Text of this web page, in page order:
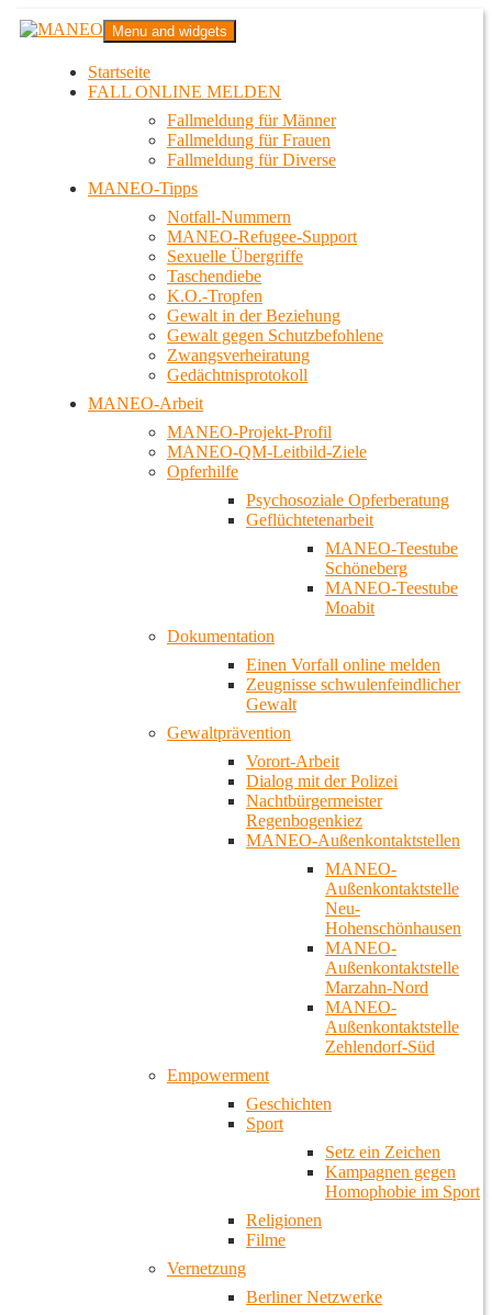
Zum
InhaltMANEO
Das schwule Anti-Gewalt-Projekt in Berlin
Menu and widgets
Startseite
FALL ONLINE MELDEN
Fallmeldung für Männer
Fallmeldung für Frauen
Fallmeldung für Diverse
MANEO-Tipps
Notfall-Nummern
MANEO-Refugee-Support
Sexuelle Übergriffe
Taschendiebe
K.O.-Tropfen
Gewalt in der Beziehung
Gewalt gegen Schutzbefohlene
Zwangsverheiratung
Gedächtnisprotokoll
MANEO-Arbeit
MANEO-Projekt-Profil
MANEO-QM-Leitbild-Ziele
Opferhilfe
Psychosoziale Opferberatung
Geflüchtetenarbeit
MANEO-Teestube
Schöneberg
MANEO-Teestube
Moabit
Dokumentation
Einen Vorfall online melden
Zeugnisse schwulenfeindlicher
Gewalt
Gewaltprävention
Vorort-Arbeit
Dialog mit der Polizei
Nachtbürgermeister
Regenbogenkiez
MANEO-Außenkontaktstellen
MANEO-
Außenkontaktstelle
Neu-
Hohenschönhausen
MANEO-
Außenkontaktstelle
Marzahn-Nord
MANEO-
Außenkontaktstelle
Zehlendorf-Süd
Empowerment
Geschichten
Sport
Setz ein Zeichen
Kampagnen gegen
Homophobie im Sport
Religionen
Filme
Vernetzung
Berliner Netzwerke